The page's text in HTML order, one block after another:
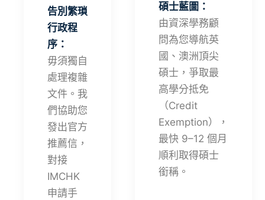
告別繁瑣
行政程
序：
毋須獨自
處理複雜
文件。我
們協助您
發出官方
推薦信，
對接
IMCHK
申請手
碩士藍圖：
由資深學務顧
問為您導航英
國、澳洲頂尖
碩士，爭取最
高學分抵免
（Credit
Exemption），
最快 9–12 個月
順利取得碩士
銜稱。